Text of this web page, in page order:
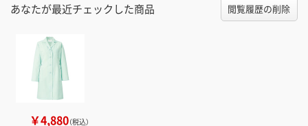
あなたが最近チェックした商品 閲覧履歴の削除
￥4,880（税込）